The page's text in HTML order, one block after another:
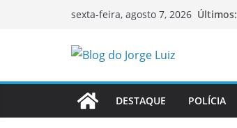
sexta-feira, agosto 7, 2026 Últimos:
DESTAQUE POLÍCIA